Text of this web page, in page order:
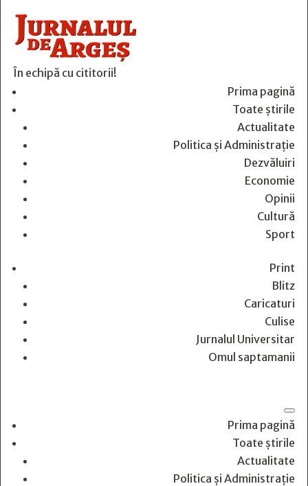
În echipă cu cititorii!
Prima pagină
Toate știrile
Actualitate
Politica și Administrație
Dezvăluiri
Economie
Opinii
Cultură
Sport
Print
Blitz
Caricaturi
Culise
Jurnalul Universitar
Omul saptamanii
Prima pagină
Toate știrile
Actualitate
Politica și Administrație